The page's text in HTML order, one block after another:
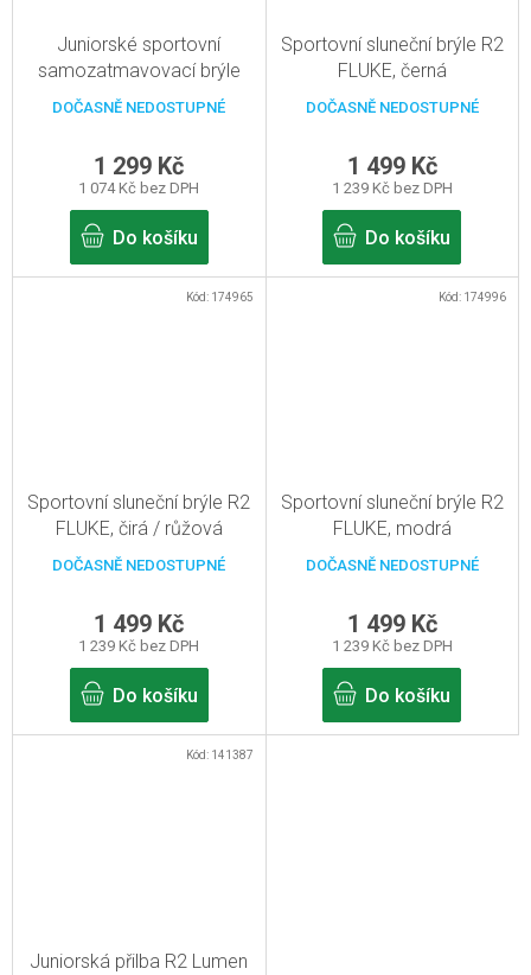
Juniorské sportovní
samozatmavovací brýle
R2 HERO, černá
DOČASNĚ NEDOSTUPNÉ
1 074 Kč bez DPH
1 299 Kč
Do košíku
Sportovní sluneční brýle R2
FLUKE, černá
DOČASNĚ NEDOSTUPNÉ
1 239 Kč bez DPH
1 499 Kč
Do košíku
Sportovní sluneční brýle R2
FLUKE, čirá / růžová
DOČASNĚ NEDOSTUPNÉ
1 239 Kč bez DPH
1 499 Kč
Do košíku
Kód: 174965
Sportovní sluneční brýle R2
FLUKE, modrá
DOČASNĚ NEDOSTUPNÉ
1 239 Kč bez DPH
1 499 Kč
Do košíku
Kód: 174996
Juniorská přilba R2 Lumen
Kód: 141387